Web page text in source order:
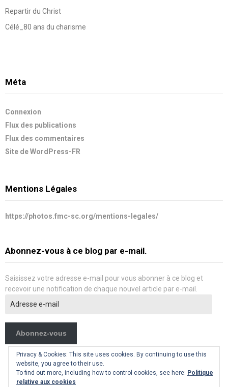
Repartir du Christ
Célé_80 ans du charisme
Méta
Connexion
Flux des publications
Flux des commentaires
Site de WordPress-FR
Mentions Légales
https://photos.fmc-sc.org/mentions-legales/
Abonnez-vous à ce blog par e-mail.
Saisissez votre adresse e-mail pour vous abonner à ce blog et
recevoir une notification de chaque nouvel article par e-mail.
e-
Abonnez-vous
Privacy & Cookies: This site uses cookies. By continuing to use this
website, you agree to their use.
To find out more, including how to control cookies, see here: Politique
relative aux cookies